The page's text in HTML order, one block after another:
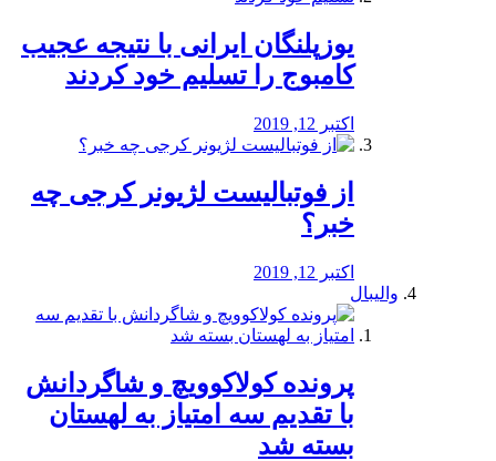
یوزپلنگان ایرانی با نتیجه عجیب
کامبوج را تسلیم خود کردند
اکتبر 12, 2019
از فوتبالیست لژیونر کرجی چه
خبر؟
اکتبر 12, 2019
والیبال
پرونده کولاکوویچ و شاگردانش
با تقدیم سه امتیاز به لهستان
بسته شد